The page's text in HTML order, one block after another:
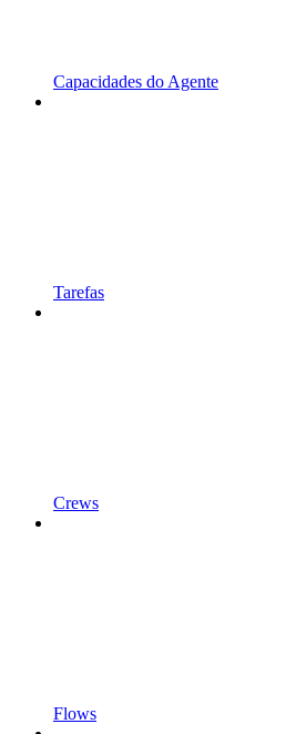
Capacidades do Agente
Tarefas
Crews
Flows